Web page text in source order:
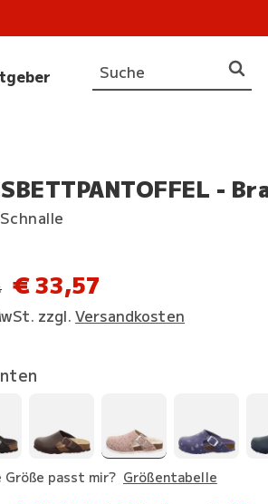
-
€ 33,57
zzgl. Versandkosten
Größe passt mir? Größentabelle